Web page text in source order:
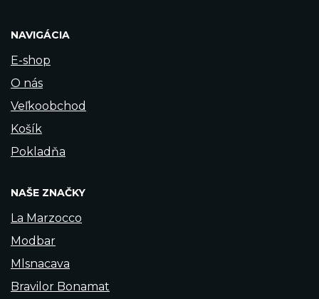
NAVIGÁCIA
E-shop
O nás
Veľkoobchod
Košík
Pokladňa
NAŠE ZNAČKY
La Marzocco
Modbar
Mlsnacava
Bravilor Bonamat